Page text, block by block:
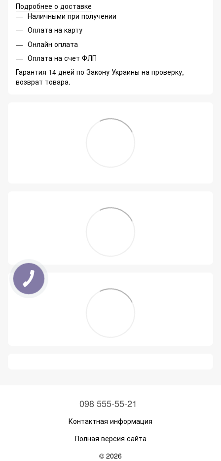
Подробнее о доставке
Наличными при получении
Оплата на карту
Онлайн оплата
Оплата на счет ФЛП
Гарантия 14 дней по Закону Украины на проверку,
возврат товара.
098 555-55-21
Контактная информация
Полная версия сайта
© 2026